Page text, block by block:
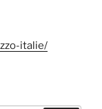
italie/